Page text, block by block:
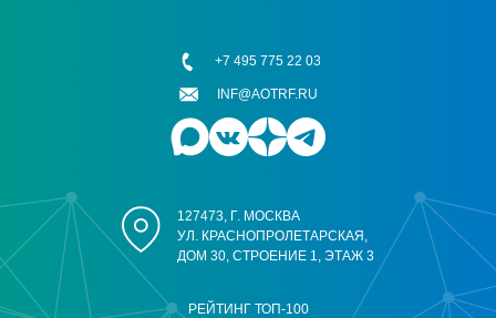
РЕЙТИНГ ТОП-100
127473, Г. МОСКВА
УЛ. КРАСНОПРОЛЕТАРСКАЯ,
ДОМ 30, СТРОЕНИЕ 1, ЭТАЖ 3
+7 495 775 22 03
INF@AOTRF.RU